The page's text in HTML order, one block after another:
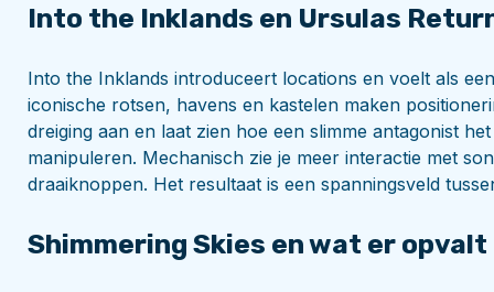
Into the Inklands en Ursulas
Into the Inklands introduceert locations en voelt als
iconische rotsen, havens en kastelen maken
dreiging aan en laat zien hoe een slimme antagonist
manipuleren. Mechanisch zie je meer interactie met
draaiknoppen. Het resultaat is een spanningsveld
Shimmering Skies en wat er opvalt